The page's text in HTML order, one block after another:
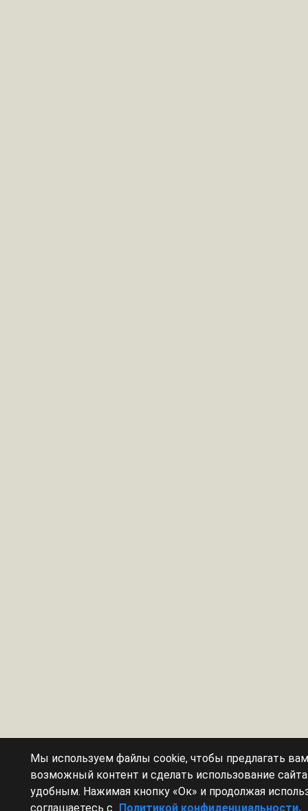
Мы используем файлы cookie, чтобы предлагать
возможный контент и сделать использование
удобным. Нажимая кнопку «Ок» и продолжая
соглашаетесь с Политикой конфиденциальности.